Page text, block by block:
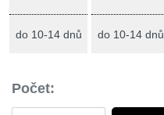
do 10-14 dnů do 10-14 dnů
Počet: